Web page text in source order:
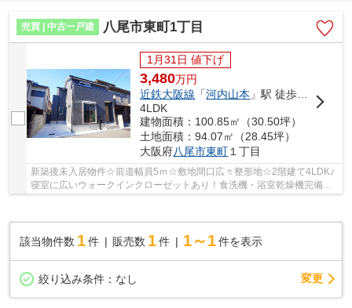
売買 | 中古一戸建 八尾市東町1丁目
1月31日 値下げ
3,480万円
近鉄大阪線 「河内山本 」駅 徒歩14分
4LDK
建物面積：100.85㎡（30.50坪）
土地面積：94.07㎡（28.45坪）
大阪府八尾市東町１丁目
新築後未入居物件☆前道幅員5ｍ☆敷地間口広々整形地☆2階建て4LDK♪
寝室に広いウォークインクローゼットあり！食洗機・浴室乾燥機完備☆2
該当物件数 1件 販売数 1 件 1～1 件を表示
絞り込み条件： なし 変更